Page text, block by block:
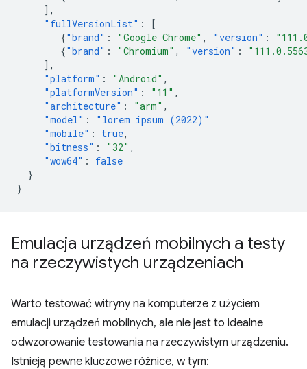
],
"fullVersionList" :
[
{"brand" : "Google Chrome" , "version" :
{"brand" : "Chromium" , "version" :
],
"platform" : "Android" ,
"platformVersion" : "11" ,
"architecture" : "arm" ,
"model" :
"lorem ipsum (2022)"
"mobile" : true,
"bitness" : "32" ,
"wow64" :
false
}
}
Emulacja urządzeń mobilnych a testy
na rzeczywistych urządzeniach
Warto testować witryny na komputerze z użyciem
emulacji urządzeń mobilnych, ale nie jest to idealne
odwzorowanie testowania na rzeczywistym urządzeniu.
Istnieją pewne kluczowe różnice, w tym: